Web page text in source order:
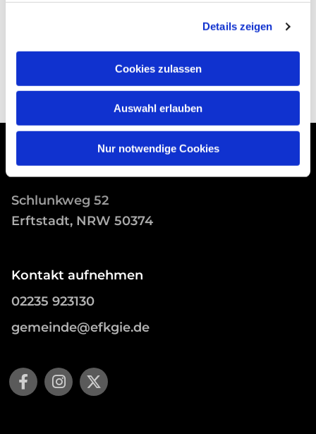
Details zeigen
Cookies zulassen
Auswahl erlauben
Nur notwendige Cookies
Schlunkweg 52
Erftstadt, NRW 50374
Kontakt aufnehmen
02235 923130
gemeinde@efkgie.de